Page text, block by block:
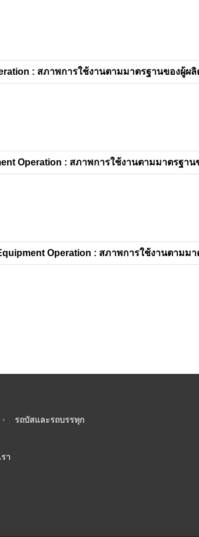
: สภาพการใช้งานตามมาตรฐานของผู้ผลิ
Operation : สภาพการใช้งานตามมาตรฐาน
Operation : สภาพการใช้งานตามม
• รถบัสและรถบรรทุก
า